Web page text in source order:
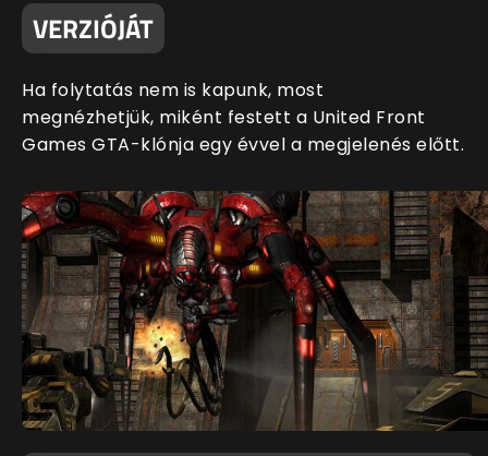
VERZIÓJÁT
Ha folytatás nem is kapunk, most
megnézhetjük, miként festett a United Front
Games GTA-klónja egy évvel a megjelenés előtt.